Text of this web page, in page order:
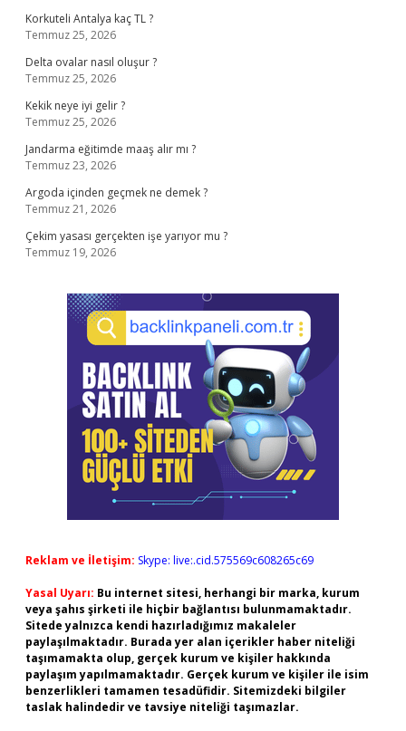
Korkuteli Antalya kaç TL ?
Temmuz 25, 2026
Delta ovalar nasıl oluşur ?
Temmuz 25, 2026
Kekik neye iyi gelir ?
Temmuz 25, 2026
Jandarma eğitimde maaş alır mı ?
Temmuz 23, 2026
Argoda içinden geçmek ne demek ?
Temmuz 21, 2026
Çekim yasası gerçekten işe yarıyor mu ?
Temmuz 19, 2026
Reklam ve İletişim: Skype: live:.cid.575569c608265c69
Yasal Uyarı: Bu internet sitesi, herhangi bir marka, kurum
veya şahıs şirketi ile hiçbir bağlantısı bulunmamaktadır.
Sitede yalnızca kendi hazırladığımız makaleler
paylaşılmaktadır. Burada yer alan içerikler haber niteliği
taşımamakta olup, gerçek kurum ve kişiler hakkında
paylaşım yapılmamaktadır. Gerçek kurum ve kişiler ile isim
benzerlikleri tamamen tesadüfidir. Sitemizdeki bilgiler
taslak halindedir ve tavsiye niteliği taşımazlar.